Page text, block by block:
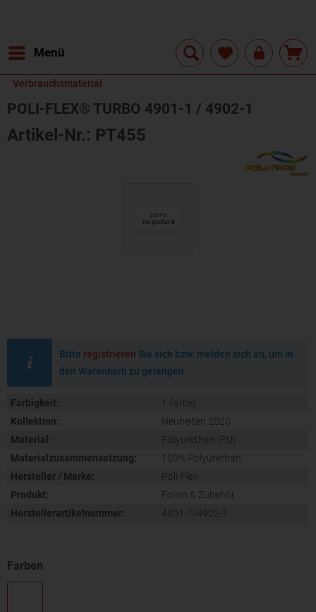
Menü
Verbrauchsmaterial
POLI-FLEX® TURBO 4901-1 / 4902-1
Artikel-Nr.: PT455
Bitte registrieren Sie sich bzw. melden sich an, um in
den Warenkorb zu gelangen.
Farbigkeit:
1-farbig
Kollektion:
Neuheiten 2020
Material:
Polyurethan (PU)
Materialzusammensetzung:
100% Polyurethan
Hersteller / Marke:
Poli-Flex
Produkt:
Folien & Zubehör
Herstellerartikelnummer:
4901-1/4902-1